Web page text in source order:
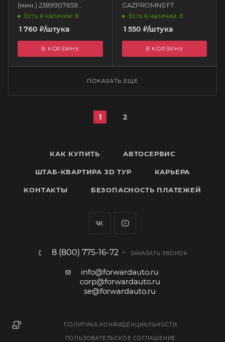
(мин.) 2389907659
GAZPROMNEFT
Есть в наличии: 8
1 760 ₽/штука
В КОРЗИНУ
GAZPROMNEFT
Есть в наличии: 8
1 550 ₽/штука
В КОРЗИНУ
ПОКАЗАТЬ ЕЩЕ
1 2
КАК КУПИТЬ АВТОСЕРВИС
ШТАБ-КВАРТИРА 3D ТУР КАРЬЕРА
КОНТАКТЫ БЕЗОПАСНОСТЬ ПЛАТЕЖЕЙ
8 (800) 775-16-72 ЗАКАЗАТЬ ЗВОНОК
info@forwardauto.ru
corp@forwardauto.ru
se@forwardauto.ru
ПОЛИТИКА КОНФИДЕНЦИАЛЬНОСТИ
ПОЛЬЗОВАТЕЛЬСКОЕ СОГЛАШЕНИЕ